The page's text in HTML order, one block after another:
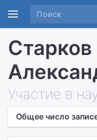
Участие в
Общее число